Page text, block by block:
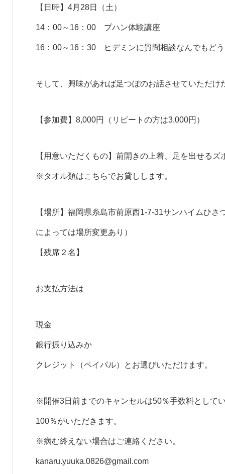
【日時】4月28日（土）
14：00～16：00 プハン体験講座
16：00～16：30 ヒデミンに質問相談なんでもど
そして、興味があれば足つぼのお話させていただけ
【参加費】8,000円（リピートの方は3,000円）
【用意いただくもの】前開きの上着、足を出せるズ
※タオル類はこちらでお貸しします。
【場所】福岡県糸島市前原西1-7-31サンハイムひ
によっては場所変更あり）
【残席２名】
お支払方法は
現金
銀行振り込みか
クレジット（ペイパル）とお選びいただけます。
※開催3日前までのキャンセルは50％手数料として
100％がいただきます。
※病む終えない場合はご連絡ください。
kanaru.yuuka.0826@gmail.com